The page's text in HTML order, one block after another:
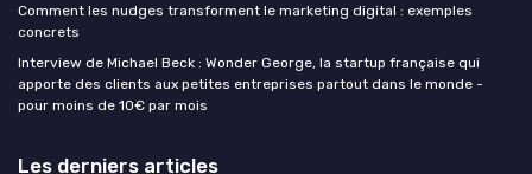
Comment les nudges transforment le marketing digital : exemples
concrets
Interview de Michael Beck : Wonder George, la startup française qui
apporte des clients aux petites entreprises partout dans le monde -
pour moins de 10€ par mois
Les derniers articles